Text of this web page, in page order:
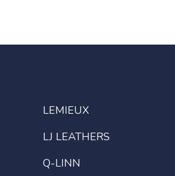
LEMIEUX
LJ LEATHERS
Q-LINN